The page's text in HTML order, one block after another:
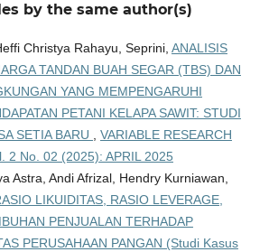
by the same author(s)
Christya Rahayu, Seprini, ANALISIS
TANDAN BUAH SEGAR (TBS) DAN
YANG MEMPENGARUHI
PETANI KELAPA SAWIT: STUDI
SETIA BARU , VARIABLE RESEARCH
2 No. 02 (2025): APRIL 2025
Astra, Andi Afrizal, Hendry Kurniawan,
LIKUIDITAS, RASIO LEVERAGE,
PENJUALAN TERHADAP
PERUSAHAAN PANGAN (Studi Kasus